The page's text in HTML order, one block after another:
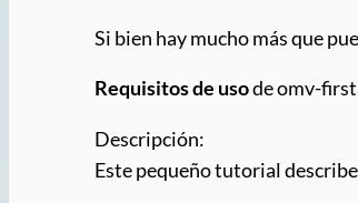
Si bien hay mucho más que
Requisitos de usode omv-
Descripción:
Este pequeño tutorial